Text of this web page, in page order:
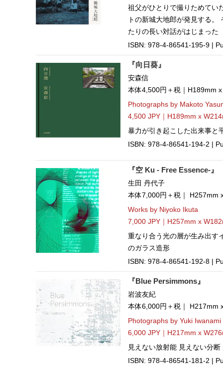
祖父がひとりで撮りためてい
トの新城大地郎が発見する
たりの長い対話がはじまった
ISBN: 978-4-86541-195-9 |
『向日葵』
安森信
本体4,500円＋税｜H189mm
Photographs by Makoto
4,500 JPY｜H189mm x
暴力が引き起こした出来事と
ISBN: 978-4-86541-194-2 |
『空 Ku - Free Essence-』
生田 丹代子
本体7,000円＋税｜ H257mm
Works by Niyoko Ikuta
7,000 JPY｜H257mm x
重なり合う光の層が生み出す
のガラス造形
ISBN: 978-4-86541-192-8 |
『Blue Persimmons』
岩波友紀
本体6,000円＋税｜ H217mm
Photographs by Yuki Iwanami
6,000 JPY｜H217mm x
見えない放射能 見えない分
ISBN: 978-4-86541-181-2 |